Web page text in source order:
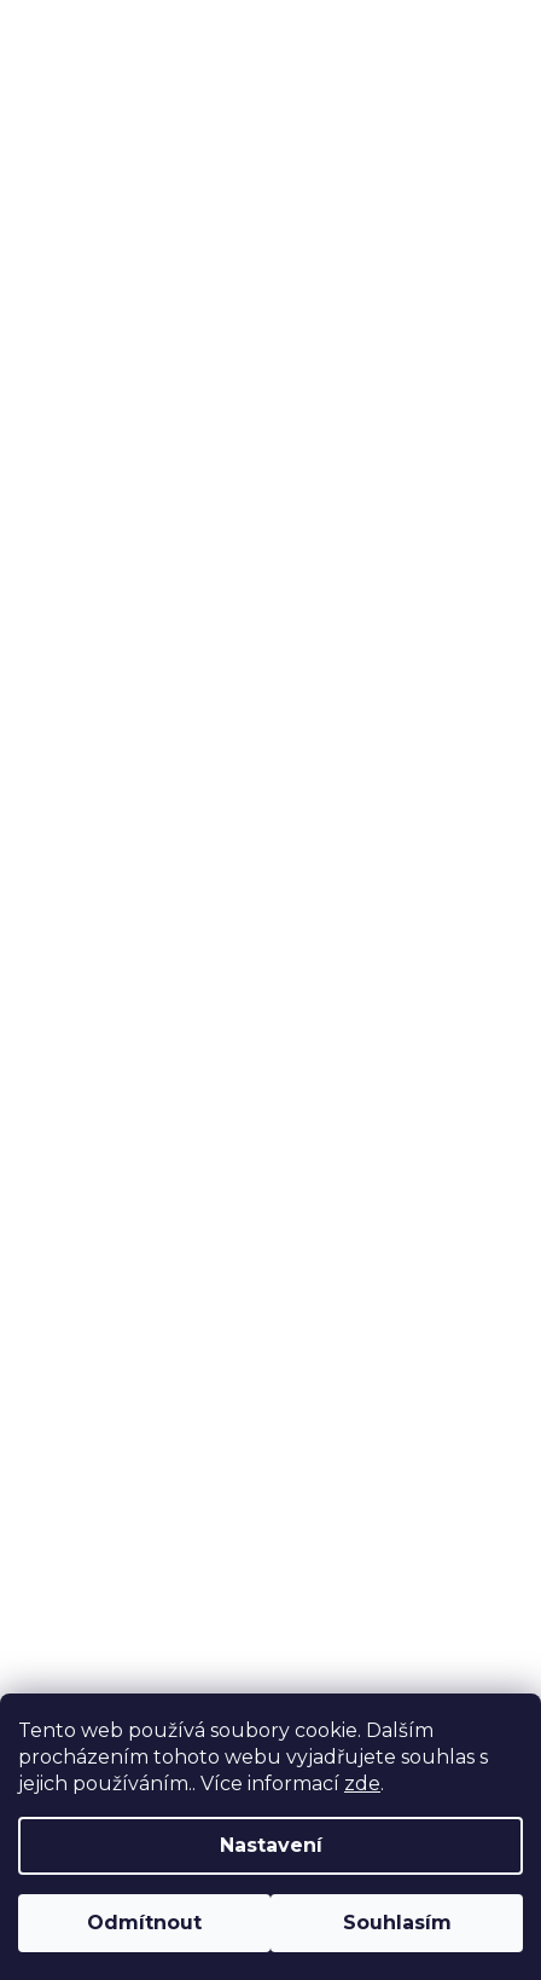
Tento web používá soubory cookie. Dalším
procházením tohoto webu vyjadřujete souhlas s
jejich používáním.. Více informací zde.
Nastavení
Odmítnout Souhlasím